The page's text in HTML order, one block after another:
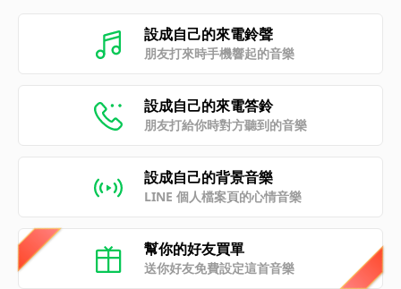
設成自己的來電鈴聲
朋友打來時手機響起的音樂
設成自己的來電答鈴
朋友打給你時對方聽到的音樂
設成自己的背景音樂
LINE 個人檔案頁的心情音樂
幫你的好友買單
送你好友免費設定這首音樂